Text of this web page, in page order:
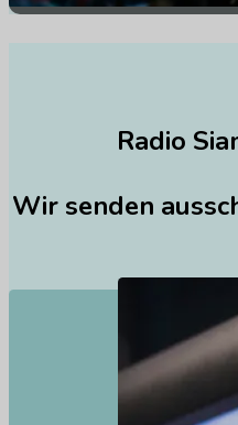
Radio
Wir senden